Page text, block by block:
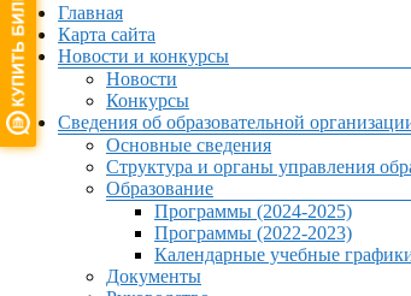
МенюГлавная
Карта сайта
Новости и конкурсы
Новости
Конкурсы
Сведения об образовательной
Основные сведения
Структура и органы управления
Образование
Программы (2024-2025)
Программы (2022-2023)
Календарные учебные
Документы